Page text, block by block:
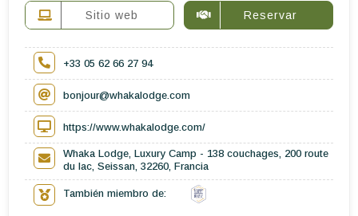
Sitio web Reservar
+33 05 62 66 27 94
bonjour@whakalodge.com
https://www.whakalodge.com/
Whaka Lodge, Luxury Camp - 138 couchages, 200 route
du lac, Seissan, 32260, Francia
También miembro de: